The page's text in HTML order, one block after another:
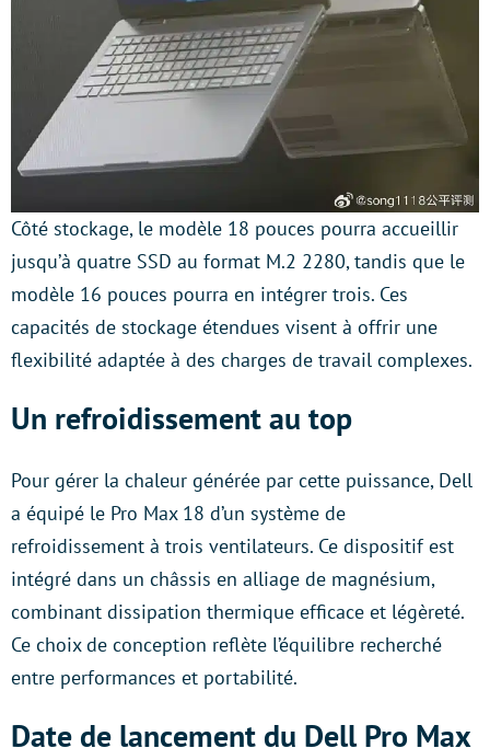
Côté stockage, le modèle 18 pouces pourra accueillir
jusqu’à quatre SSD au format M.2 2280, tandis que le
modèle 16 pouces pourra en intégrer trois. Ces
capacités de stockage étendues visent à offrir une
flexibilité adaptée à des charges de travail complexes.
Un refroidissement au top
Pour gérer la chaleur générée par cette puissance, Dell
a équipé le Pro Max 18 d’un système de
refroidissement à trois ventilateurs. Ce dispositif est
intégré dans un châssis en alliage de magnésium,
combinant dissipation thermique efficace et légèreté.
Ce choix de conception reflète l’équilibre recherché
entre performances et portabilité.
Date de lancement du Dell Pro Max